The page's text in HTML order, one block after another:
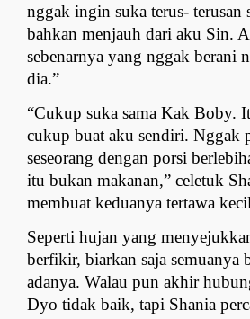
nggak ingin suka terus- terusan
bahkan menjauh dari aku Sin.
sebenarnya yang nggak berani
dia.”
“Cukup suka sama Kak Boby.
cukup buat aku sendiri. Nggak
seseorang dengan porsi
itu bukan makanan,” celetuk
membuat keduanya tertawa
Seperti hujan yang
berfikir, biarkan saja semuanya
adanya. Walau pun akhir
Dyo tidak baik, tapi Shania